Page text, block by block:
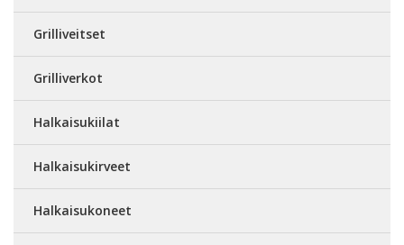
Grilliveitset
Grilliverkot
Halkaisukiilat
Halkaisukirveet
Halkaisukoneet